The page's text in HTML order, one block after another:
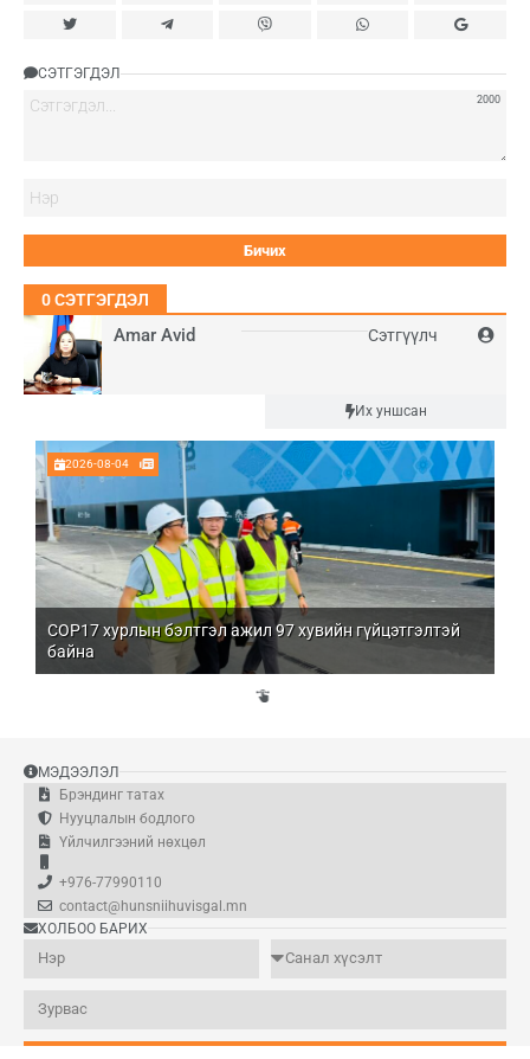
Amar Avid Сэтгүүлч
Их уншсан
2026-08-04
COP17 хурлын бэлтгэл ажил 97 хувийн гүйцэтгэлтэй
байна
СЭТГЭГДЭЛ
2000
0СЭТГЭГДЭЛ
МЭДЭЭЛЭЛ
Брэндинг татах
Нууцлалын бодлого
Үйлчилгээний нөхцөл
+976-77990110
contact@hunsniihuvisgal.mn
ХОЛБОО БАРИХ